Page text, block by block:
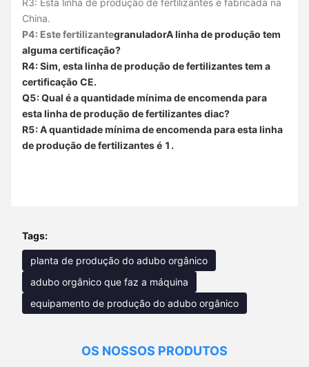
R3: Esta linha de produção de fertilizantes é fabricada na
China.
P4: Este fertilizantegranuladorA linha de produção tem
alguma certificação?
R4: Sim, esta linha de produção de fertilizantes tem a
certificação CE.
Q5: Qual é a quantidade mínima de encomenda para
esta linha de produção de fertilizantes diac?
R5: A quantidade mínima de encomenda para esta linha
de produção de fertilizantes é 1.
Tags:
planta de produção do adubo orgânico
adubo orgânico que faz a máquina
equipamento de produção do adubo orgânico
OS NOSSOS PRODUTOS